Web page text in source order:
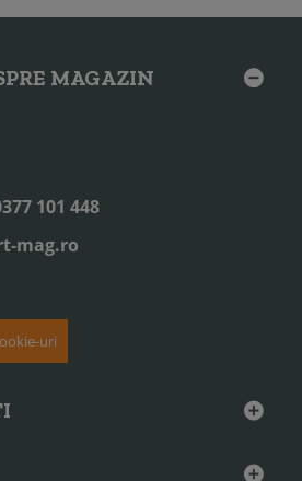
MAGAZIN
101 448
mag.ro
uri